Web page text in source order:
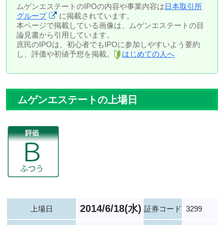
ムゲンエステートのIPOの内容や事業内容は日本取引所
グループ
に掲載されています。
本ページで掲載している画像は、ムゲンエステートの目
論見書から引用しています。
庶民のIPOは、初心者でもIPOに参加しやすいよう要約
し、評価や初値予想を掲載。
はじめての人へ
ムゲンエステートの上場日
上場日 2014/6/18(水) 証券コード 3299